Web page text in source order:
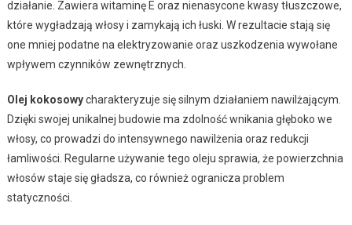
działanie. Zawiera witaminę E oraz nienasycone kwasy tłuszczowe,
które wygładzają włosy i zamykają ich łuski. W rezultacie stają się
one mniej podatne na elektryzowanie oraz uszkodzenia wywołane
wpływem czynników zewnętrznych.
Olej kokosowycharakteryzuje się silnym działaniem nawilżającym.
Dzięki swojej unikalnej budowie ma zdolność wnikania głęboko we
włosy, co prowadzi do intensywnego nawilżenia oraz redukcji
łamliwości. Regularne używanie tego oleju sprawia, że powierzchnia
włosów staje się gładsza, co również ogranicza problem
statyczności.